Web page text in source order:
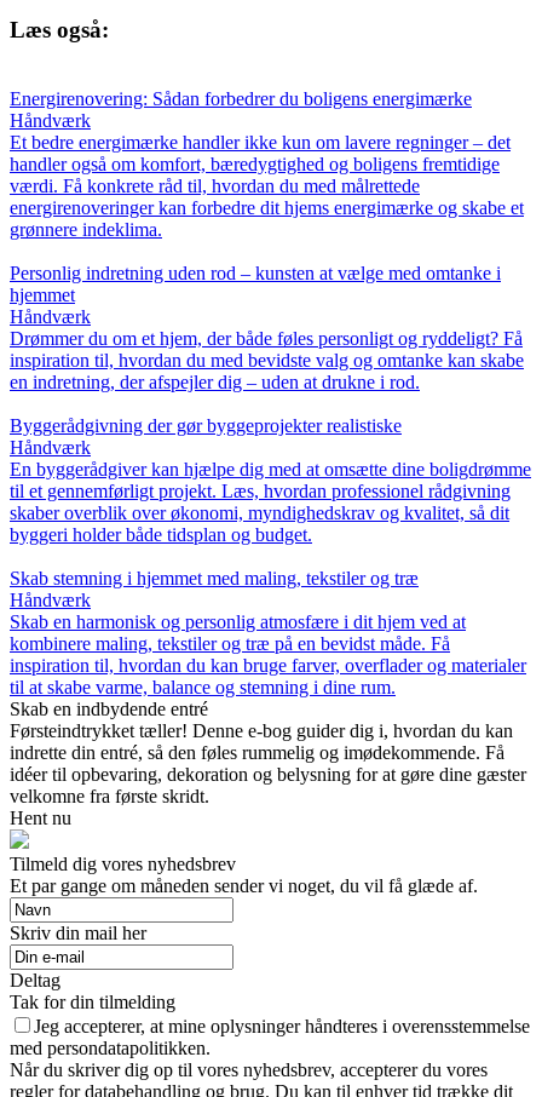
Læs også:
Energirenovering: Sådan forbedrer du boligens energimærke
Håndværk
Et bedre energimærke handler ikke kun om lavere regninger – det
handler også om komfort, bæredygtighed og boligens fremtidige
værdi. Få konkrete råd til, hvordan du med målrettede
energirenoveringer kan forbedre dit hjems energimærke og skabe et
grønnere indeklima.
Personlig indretning uden rod – kunsten at vælge med omtanke i
hjemmet
Håndværk
Drømmer du om et hjem, der både føles personligt og ryddeligt? Få
inspiration til, hvordan du med bevidste valg og omtanke kan skabe
en indretning, der afspejler dig – uden at drukne i rod.
Byggerådgivning der gør byggeprojekter realistiske
Håndværk
En byggerådgiver kan hjælpe dig med at omsætte dine boligdrømme
til et gennemførligt projekt. Læs, hvordan professionel rådgivning
skaber overblik over økonomi, myndighedskrav og kvalitet, så dit
byggeri holder både tidsplan og budget.
Skab stemning i hjemmet med maling, tekstiler og træ
Håndværk
Skab en harmonisk og personlig atmosfære i dit hjem ved at
kombinere maling, tekstiler og træ på en bevidst måde. Få
inspiration til, hvordan du kan bruge farver, overflader og materialer
til at skabe varme, balance og stemning i dine rum.
Skab en indbydende entré
Førsteindtrykket tæller! Denne e-bog guider dig i, hvordan du kan
indrette din entré, så den føles rummelig og imødekommende. Få
idéer til opbevaring, dekoration og belysning for at gøre dine gæster
velkomne fra første skridt.
Hent nu
Tilmeld dig vores nyhedsbrev
Et par gange om måneden sender vi noget, du vil få glæde af.
Skriv din mail her
Deltag
Tak for din tilmelding
Jeg accepterer, at mine oplysninger håndteres i overensstemmelse
med persondatapolitikken.
Når du skriver dig op til vores nyhedsbrev, accepterer du vores
regler for databehandling og brug. Du kan til enhver tid trække dit